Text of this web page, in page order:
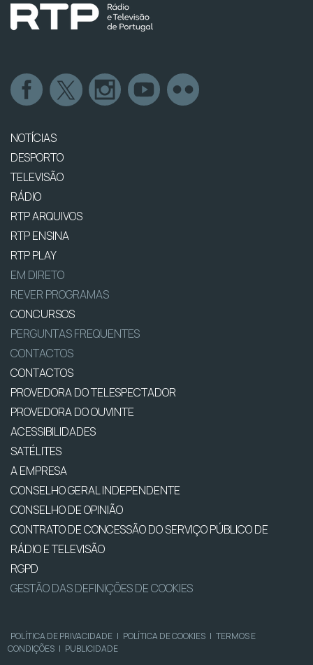
NOTÍCIAS
DESPORTO
TELEVISÃO
RÁDIO
RTP ARQUIVOS
RTP ENSINA
RTP PLAY
EM DIRETO
REVER PROGRAMAS
CONCURSOS
PERGUNTAS FREQUENTES
CONTACTOS
CONTACTOS
PROVEDORA DO TELESPECTADOR
PROVEDORA DO OUVINTE
ACESSIBILIDADES
SATÉLITES
A EMPRESA
CONSELHO GERAL INDEPENDENTE
CONSELHO DE OPINIÃO
CONTRATO DE CONCESSÃO DO SERVIÇO PÚBLICO DE
RÁDIO E TELEVISÃO
RGPD
GESTÃO DAS DEFINIÇÕES DE COOKIES
POLÍTICA DE PRIVACIDADE | POLÍTICA DE COOKIES | TERMOS E
CONDIÇÕES | PUBLICIDADE